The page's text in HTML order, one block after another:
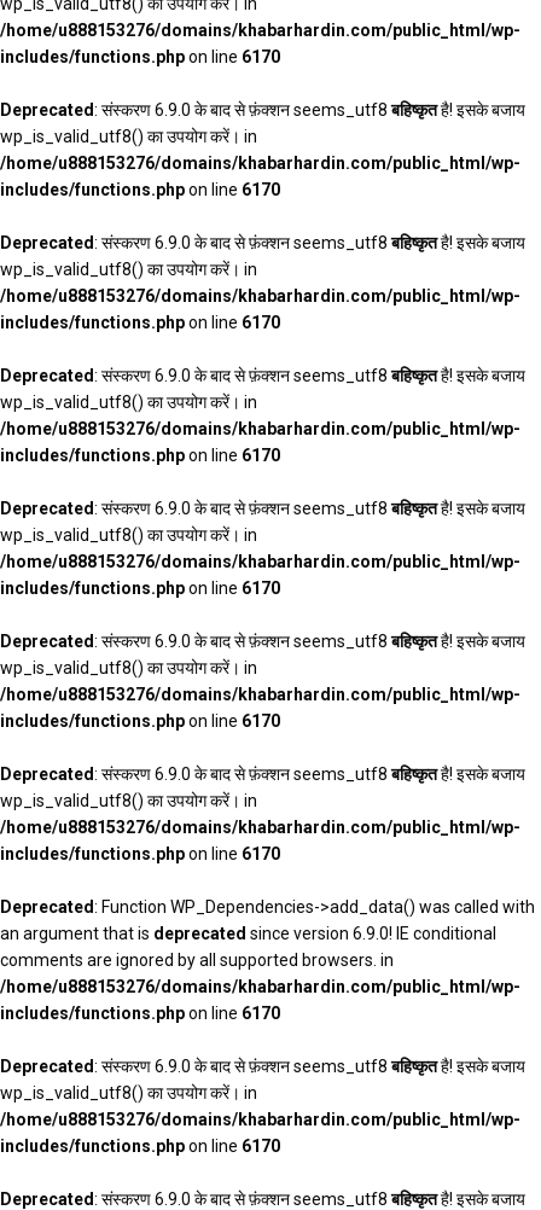
/home/u888153276/domains/khabarhardin.com/public_html/wp-
includes/functions.phpon line 6170
Deprecated: संस्करण 6.9.0 के बाद से फ़ंक्शन seems_utf8बहिष्कृतहै! इसके बजाय
wp_is_valid_utf8() का उपयोग करें। in
/home/u888153276/domains/khabarhardin.com/public_html/wp-
includes/functions.phpon line 6170
Deprecated: संस्करण 6.9.0 के बाद से फ़ंक्शन seems_utf8बहिष्कृतहै! इसके बजाय
wp_is_valid_utf8() का उपयोग करें। in
/home/u888153276/domains/khabarhardin.com/public_html/wp-
includes/functions.phpon line 6170
Deprecated: संस्करण 6.9.0 के बाद से फ़ंक्शन seems_utf8बहिष्कृतहै! इसके बजाय
wp_is_valid_utf8() का उपयोग करें। in
/home/u888153276/domains/khabarhardin.com/public_html/wp-
includes/functions.phpon line 6170
Deprecated: संस्करण 6.9.0 के बाद से फ़ंक्शन seems_utf8बहिष्कृतहै! इसके बजाय
wp_is_valid_utf8() का उपयोग करें। in
/home/u888153276/domains/khabarhardin.com/public_html/wp-
includes/functions.phpon line 6170
Deprecated: संस्करण 6.9.0 के बाद से फ़ंक्शन seems_utf8बहिष्कृतहै! इसके बजाय
wp_is_valid_utf8() का उपयोग करें। in
/home/u888153276/domains/khabarhardin.com/public_html/wp-
includes/functions.phpon line 6170
Deprecated: संस्करण 6.9.0 के बाद से फ़ंक्शन seems_utf8बहिष्कृतहै! इसके बजाय
wp_is_valid_utf8() का उपयोग करें। in
/home/u888153276/domains/khabarhardin.com/public_html/wp-
includes/functions.phpon line 6170
Deprecated: Function WP_Dependencies->add_data() was called with
an argument that is deprecated since version 6.9.0! IE conditional
comments are ignored by all supported browsers. in
/home/u888153276/domains/khabarhardin.com/public_html/wp-
includes/functions.phpon line 6170
Deprecated: संस्करण 6.9.0 के बाद से फ़ंक्शन seems_utf8बहिष्कृतहै! इसके बजाय
wp_is_valid_utf8() का उपयोग करें। in
/home/u888153276/domains/khabarhardin.com/public_html/wp-
includes/functions.phpon line 6170
Deprecated: संस्करण 6.9.0 के बाद से फ़ंक्शन seems_utf8बहिष्कृतहै! इसके बजाय